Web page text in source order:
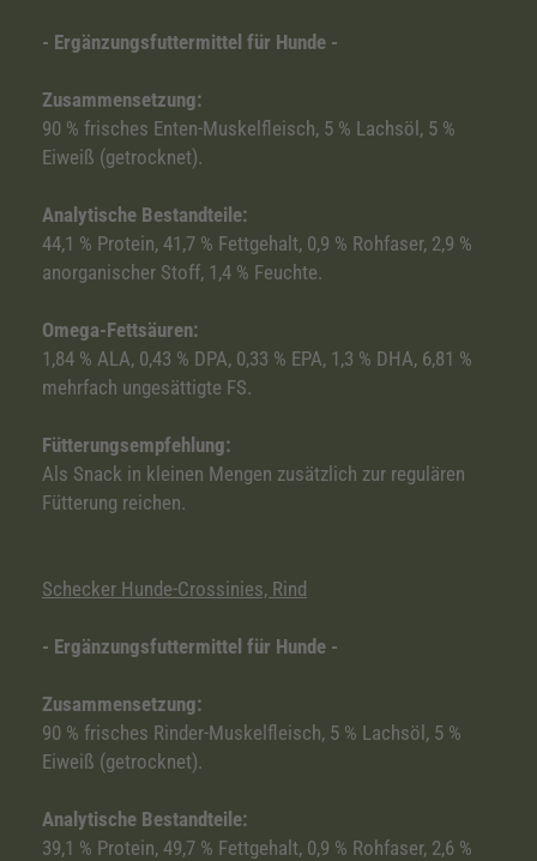
- Ergänzungsfuttermittel für Hunde -
Zusammensetzung:
90 % frisches Enten-Muskelfleisch, 5 % Lachsöl, 5 %
Eiweiß (getrocknet).
Analytische Bestandteile:
44,1 % Protein, 41,7 % Fettgehalt, 0,9 % Rohfaser, 2,9 %
anorganischer Stoff, 1,4 % Feuchte.
Omega-Fettsäuren:
1,84 % ALA, 0,43 % DPA, 0,33 % EPA, 1,3 % DHA, 6,81 %
mehrfach ungesättigte FS.
Fütterungsempfehlung:
Als Snack in kleinen Mengen zusätzlich zur regulären
Fütterung reichen.
Schecker Hunde-Crossinies, Rind
- Ergänzungsfuttermittel für Hunde -
Zusammensetzung:
90 % frisches Rinder-Muskelfleisch, 5 % Lachsöl, 5 %
Eiweiß (getrocknet).
Analytische Bestandteile:
39,1 % Protein, 49,7 % Fettgehalt, 0,9 % Rohfaser, 2,6 %